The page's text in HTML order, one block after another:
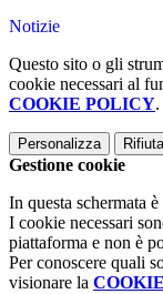
Notizie
Questo sito o gli
cookie necessari al
COOKIE POLICY.
Personalizza
Gestione cookie
In questa schermata
I cookie necessari
piattaforma e non è
Per conoscere quali
visionare la